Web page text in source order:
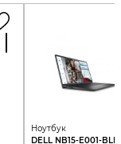
Ноутбук
DELL NB15-E001-BLK